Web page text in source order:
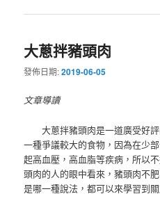
大蔥拌豬頭肉
發佈日期:2019-06-05
文章導讀
大蔥拌豬頭肉是一道廣受好
一種爭議較大的食物，因為在少
起高血壓，高血脂等疾病，所以
頭肉的人的眼中看來，豬頭肉不
是哪一種說法，都可以來學習到